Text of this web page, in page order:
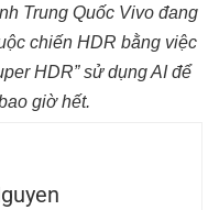
Trung Quốc Vivo đang
chiến HDR bằng việc
HDR” sử dụng AI để
giờ hết.